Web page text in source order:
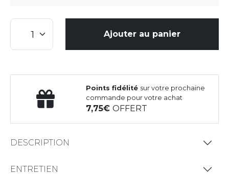
Ajouter au panier
Points fidélité sur votre prochaine
commande pour votre achat
7,75OFFERT
DESCRIPTION
ENTRETIEN